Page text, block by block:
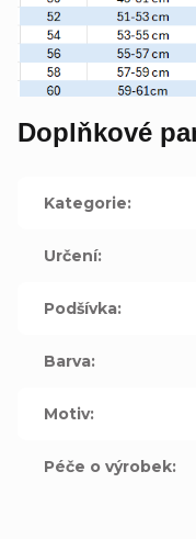
Doplňkové
Kategorie:
Určení:
Podšívka:
Barva:
Motiv:
Péče o výrobek: